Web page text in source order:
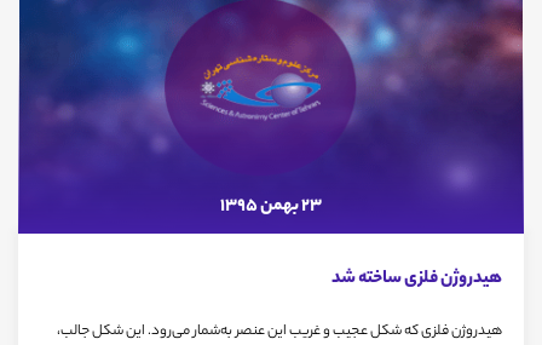
23 بهمن 1395
هیدروژن فلزی ساخته شد
هیدروژن فلزی که شکل عجیب و غریب این عنصر به‌شمار می‌رود. این شکل جالب،